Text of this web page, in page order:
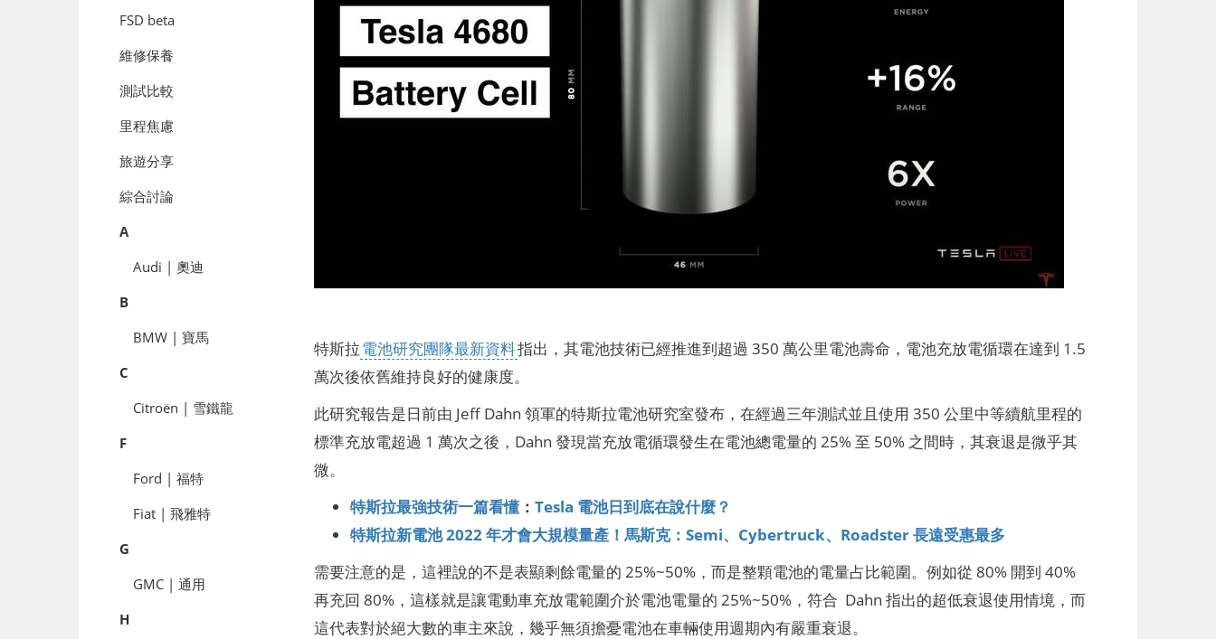
FSD beta
維修保養
測試比較
里程焦慮
旅遊分享
綜合討論
A
Audi | 奧迪
B
BMW | 寶馬
C
Citroën | 雪鐵龍
F
Ford | 福特
Fiat | 飛雅特
G
GMC | 通用
H
特斯拉電池研究團隊最新資料指出，其電池技術已經推進到超過 350 萬公里電池壽命，電池充放電循環在達到 1.5
萬次後依舊維持良好的健康度。
此研究報告是日前由 Jeff Dahn 領軍的特斯拉電池研究室發布，在經過三年測試並且使用 350 公里中等續航里程的
標準充放電超過 1 萬次之後，Dahn 發現當充放電循環發生在電池總電量的 25% 至 50% 之間時，其衰退是微乎其
微。
特斯拉最強技術一篇看懂： Tesla 電池日到底在說什麼？
特斯拉新電池 2022 年才會大規模量產！馬斯克：Semi、Cybertruck、Roadster 長遠受惠最多
需要注意的是，這裡說的不是表顯剩餘電量的 25%~50%，而是整顆電池的電量占比範圍。例如從 80% 開到 40%
再充回 80%，這樣就是讓電動車充放電範圍介於電池電量的 25%~50%，符合 Dahn 指出的超低衰退使用情境，而
這代表對於絕大數的車主來說，幾乎無須擔憂電池在車輛使用週期內有嚴重衰退。